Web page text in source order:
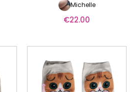
Michelle
€22.00